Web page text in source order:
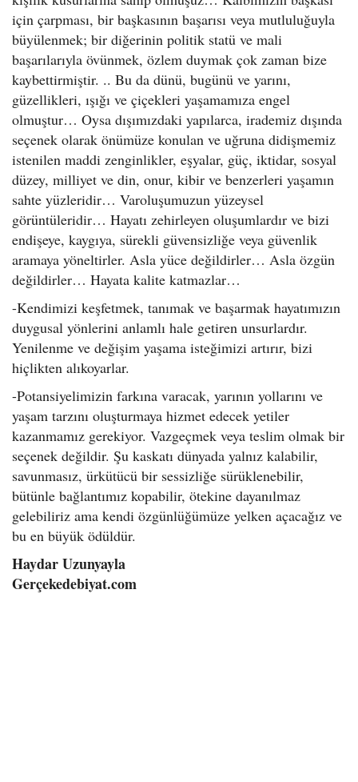
için çarpması, bir başkasının başarısı veya mutluluğuyla
büyülenmek; bir diğerinin politik statü ve mali
başarılarıyla övünmek, özlem duymak çok zaman bize
kaybettirmiştir. .. Bu da dünü, bugünü ve yarını,
güzellikleri, ışığı ve çiçekleri yaşamamıza engel
olmuştur… Oysa dışımızdaki yapılarca, irademiz dışında
seçenek olarak önümüze konulan ve uğruna didişmemiz
istenilen maddi zenginlikler, eşyalar, güç, iktidar, sosyal
düzey, milliyet ve din, onur, kibir ve benzerleri yaşamın
sahte yüzleridir… Varoluşumuzun yüzeysel
görüntüleridir… Hayatı zehirleyen oluşumlardır ve bizi
endişeye, kaygıya, sürekli güvensizliğe veya güvenlik
aramaya yöneltirler. Asla yüce değildirler… Asla özgün
değildirler… Hayata kalite katmazlar…
-Kendimizi keşfetmek, tanımak ve başarmak hayatımızın
duygusal yönlerini anlamlı hale getiren unsurlardır.
Yenilenme ve değişim yaşama isteğimizi artırır, bizi
hiçlikten alıkoyarlar.
-Potansiyelimizin farkına varacak, yarının yollarını ve
yaşam tarzını oluşturmaya hizmet edecek yetiler
kazanmamız gerekiyor. Vazgeçmek veya teslim olmak bir
seçenek değildir. Şu kaskatı dünyada yalnız kalabilir,
savunmasız, ürkütücü bir sessizliğe sürüklenebilir,
bütünle bağlantımız kopabilir, ötekine dayanılmaz
gelebiliriz ama kendi özgünlüğümüze yelken açacağız ve
bu en büyük ödüldür.
Haydar Uzunyayla
Gerçekedebiyat.com